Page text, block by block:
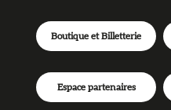
Boutique et Billetterie
Espace partenaires